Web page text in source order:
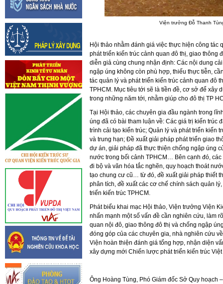
Viện trưởng Đỗ Thanh
Hội thảo nhằm đánh giá việc thực hiện công
phát triển kiến trúc cảnh quan đô thị, giao thông
diễn giả cùng chung nhận định: Các nội dung
ngập úng không còn phù hợp, thiếu thực tiễn,
tác quản lý và phát triển kiến trúc cảnh quan đô
TPHCM. Mục tiêu tới sẽ là tiền đề, cơ sở để xây
trong những năm tới, nhằm giúp cho đô thị TP
Tại Hội thảo, các chuyên gia đầu ngành trong
úng đã có bài tham luận về: Các giá trị kiến trúc
trình cải tạo kiến trúc; Quản lý và phát triển kiến
và trung hạn; Đề xuất giải pháp phát triển giao
dự án, giải pháp đã thực thiện chống ngập úng
nước trong bối cảnh TPHCM… Bên cạnh đó,
đi bộ và văn hóa tắc nghẽn, quy hoạch thoát
tạo chung cư cũ… từ đó, đề xuất giải pháp thiết
phân tích, đề xuất các cơ chế chính sách quản
triển kiến trúc TPHCM.
Phát biểu khai mạc Hội thảo, Viện trưởng Viện
nhấn mạnh một số vấn đề cần nghiên cứu, làm
quan nội đô, giao thông đô thị và chống ngập
đóng góp của các chuyên gia, nhà nghiên cứu
Viện hoàn thiện đánh giá tổng hợp, nhận diện
xây dựng mới Chiến lược phát triển kiến trúc
Ông Hoàng Tùng, Phó Giám đốc Sở Quy hoạch